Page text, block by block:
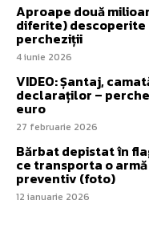
Aproape două
diferite) descoperite
percheziții
4 iunie 2026
VIDEO: Șantaj,
declaraților –
euro
27 februarie 2026
Bărbat depistat în
ce transporta o
preventiv (foto)
12 ianuarie 2026